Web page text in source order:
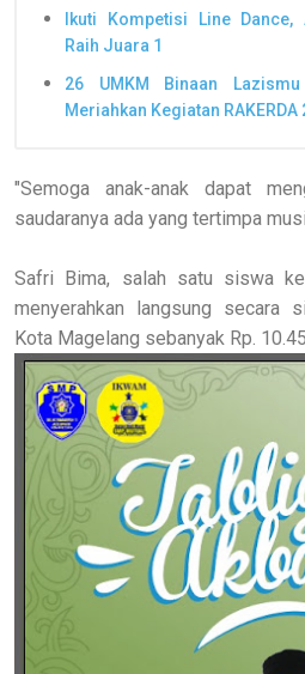
Ikuti Kompetisi Line Dance,
Raih Juara 1
26 UMKM Binaan
Meriahkan Kegiatan RAKERDA
"Semoga anak-anak dapat
saudaranya ada yang tertimpa
Safri Bima, salah satu siswa
menyerahkan langsung secara
Kota Magelang sebanyak Rp.